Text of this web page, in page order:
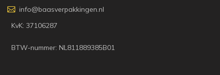
info@baasverpakkingen.nl
KvK: 37106287
BTW-nummer: NL811889385B01